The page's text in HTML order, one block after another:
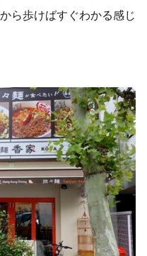
ら歩けばすぐわかる感じ